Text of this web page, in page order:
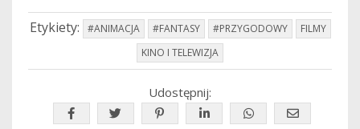
Etykiety: #ANIMACJA #FANTASY #PRZYGODOWY
FILMY
KINO I TELEWIZJA
Udostępnij: